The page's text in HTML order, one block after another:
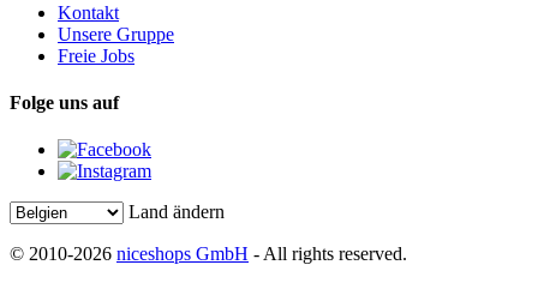
Kontakt
Unsere Gruppe
Freie Jobs
Folge uns auf
Land ändern
© 2010-2026 niceshops GmbH - All rights reserved.